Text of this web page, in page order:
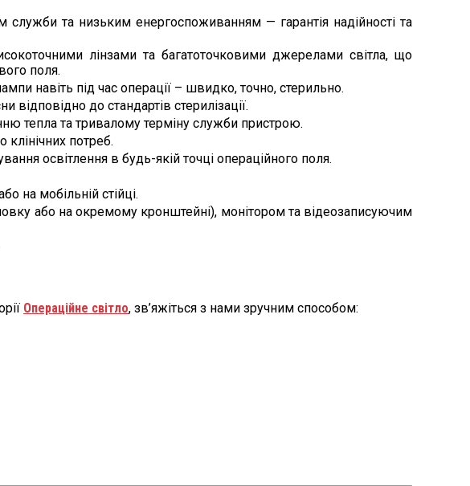
служби та низьким енергоспоживанням — гарантія надійності та
лінзами та багатоточковими джерелами світла, що
поля.
навіть під час операції – швидко, точно, стерильно.
до стандартів стерилізації.
тепла та тривалому терміну служби пристрою.
потреб.
освітлення в будь-якій точці операційного поля.
на мобільній стійці.
або на окремому кронштейні), монітором та відеозаписуючим
Операційне світло, зв’яжіться з нами зручним способом: